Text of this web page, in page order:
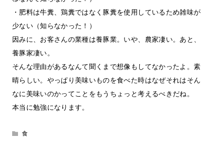
・肥料は牛糞、鶏糞ではなく豚糞を使用しているため雑味が
少ない（知らなかった！）
因みに、お客さんの業種は養豚業。いや、農家凄い。あと、
養豚家凄い。
そんな理由があるなんて聞くまで想像もしてなかったよ。素
晴らしい。やっぱり美味いものを食べた時はなぜそれはそん
なに美味いのかってことをもうちょっと考えるべきだね。
本当に勉強になります。
食